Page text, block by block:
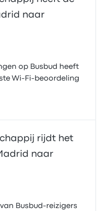
naar
op Busbud heeft
Wi-Fi-beoordeling
rijdt het
naar
Busbud-reizigers